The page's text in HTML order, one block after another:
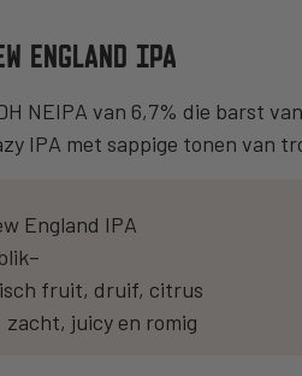
ENGLAND IPA
NEIPA van 6,7% die barst
IPA met sappige tonen van
England IPA
fruit, druif, citrus
zacht, juicy en romig